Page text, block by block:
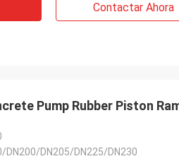
Contactar Ahora
Pump Rubber Piston
DN200/DN205/DN225/DN230